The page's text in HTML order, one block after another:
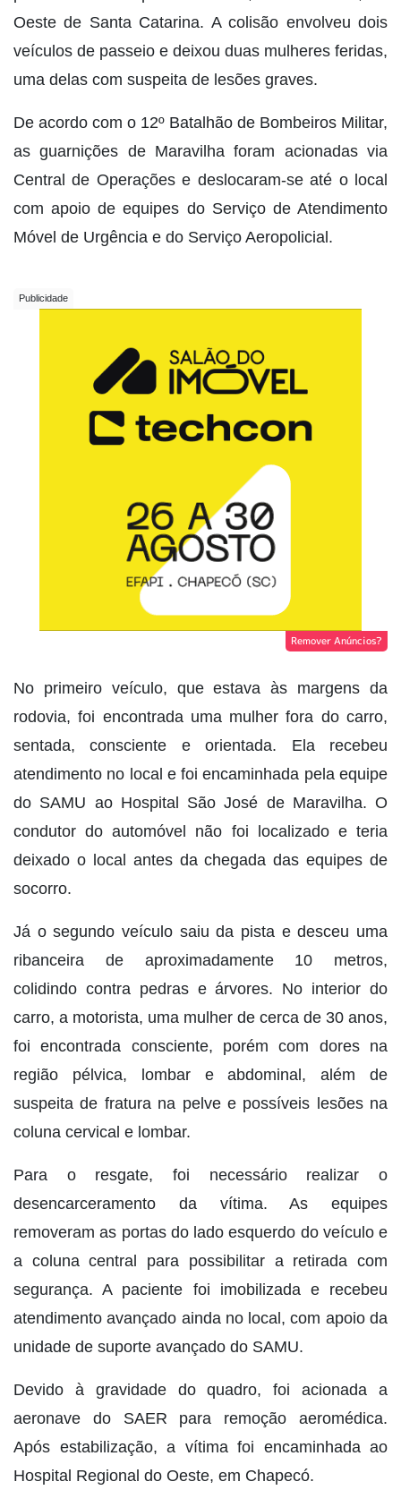
Oeste de Santa Catarina. A colisão envolveu dois
veículos de passeio e deixou duas mulheres feridas,
uma delas com suspeita de lesões graves.
De acordo com o 12º Batalhão de Bombeiros Militar,
as guarnições de Maravilha foram acionadas via
Central de Operações e deslocaram-se até o local
com apoio de equipes do Serviço de Atendimento
Móvel de Urgência e do Serviço Aeropolicial.
Remover Anúncios?
No primeiro veículo, que estava às margens da
rodovia, foi encontrada uma mulher fora do carro,
sentada, consciente e orientada. Ela recebeu
atendimento no local e foi encaminhada pela equipe
do SAMU ao Hospital São José de Maravilha. O
condutor do automóvel não foi localizado e teria
deixado o local antes da chegada das equipes de
socorro.
Já o segundo veículo saiu da pista e desceu uma
ribanceira de aproximadamente 10 metros,
colidindo contra pedras e árvores. No interior do
carro, a motorista, uma mulher de cerca de 30 anos,
foi encontrada consciente, porém com dores na
região pélvica, lombar e abdominal, além de
suspeita de fratura na pelve e possíveis lesões na
coluna cervical e lombar.
Para o resgate, foi necessário realizar o
desencarceramento da vítima. As equipes
removeram as portas do lado esquerdo do veículo e
a coluna central para possibilitar a retirada com
segurança. A paciente foi imobilizada e recebeu
atendimento avançado ainda no local, com apoio da
unidade de suporte avançado do SAMU.
Devido à gravidade do quadro, foi acionada a
aeronave do SAER para remoção aeromédica.
Após estabilização, a vítima foi encaminhada ao
Hospital Regional do Oeste, em Chapecó.